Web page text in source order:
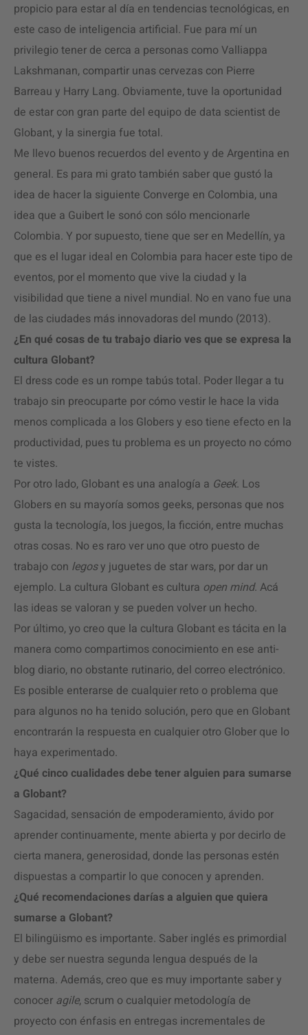
propicio para estar al día en tendencias tecnológicas, en
este caso de inteligencia artificial. Fue para mí un
privilegio tener de cerca a personas como Valliappa
Lakshmanan, compartir unas cervezas con Pierre
Barreau y Harry Lang. Obviamente, tuve la oportunidad
de estar con gran parte del equipo de data scientist de
Globant, y la sinergia fue total.
Me llevo buenos recuerdos del evento y de Argentina en
general. Es para mi grato también saber que gustó la
idea de hacer la siguiente Converge en Colombia, una
idea que a Guibert le sonó con sólo mencionarle
Colombia. Y por supuesto, tiene que ser en Medellín, ya
que es el lugar ideal en Colombia para hacer este tipo de
eventos, por el momento que vive la ciudad y la
visibilidad que tiene a nivel mundial. No en vano fue una
de las ciudades más innovadoras del mundo (2013).
¿En qué cosas de tu trabajo diario ves que se expresa la
cultura Globant?
El dress code es un rompe tabús total. Poder llegar a tu
trabajo sin preocuparte por cómo vestir le hace la vida
menos complicada a los Globers y eso tiene efecto en la
productividad, pues tu problema es un proyecto no cómo
te vistes.
Por otro lado, Globant es una analogía a Geek. Los
Globers en su mayoría somos geeks, personas que nos
gusta la tecnología, los juegos, la ficción, entre muchas
otras cosas. No es raro ver uno que otro puesto de
trabajo con legosy juguetes de star wars, por dar un
ejemplo. La cultura Globant es cultura open mind. Acá
las ideas se valoran y se pueden volver un hecho.
Por último, yo creo que la cultura Globant es tácita en la
manera como compartimos conocimiento en ese anti-
blog diario, no obstante rutinario, del correo electrónico.
Es posible enterarse de cualquier reto o problema que
para algunos no ha tenido solución, pero que en Globant
encontrarán la respuesta en cualquier otro Glober que lo
haya experimentado.
¿Qué cinco cualidades debe tener alguien para sumarse
a Globant?
Sagacidad, sensación de empoderamiento, ávido por
aprender continuamente, mente abierta y por decirlo de
cierta manera, generosidad, donde las personas estén
dispuestas a compartir lo que conocen y aprenden.
¿Qué recomendaciones darías a alguien que quiera
sumarse a Globant?
El bilingüismo es importante. Saber inglés es primordial
y debe ser nuestra segunda lengua después de la
materna. Además, creo que es muy importante saber y
conocer agile, scrum o cualquier metodología de
proyecto con énfasis en entregas incrementales de